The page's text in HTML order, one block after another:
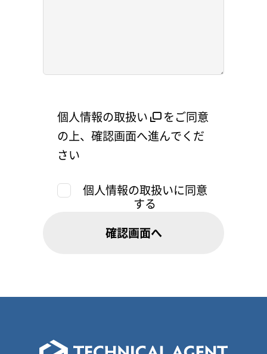
個人情報の取扱い
をご同意
の上、確認画面へ進んでくだ
さい
個人情報の取扱いに同意
する
確認画面へ